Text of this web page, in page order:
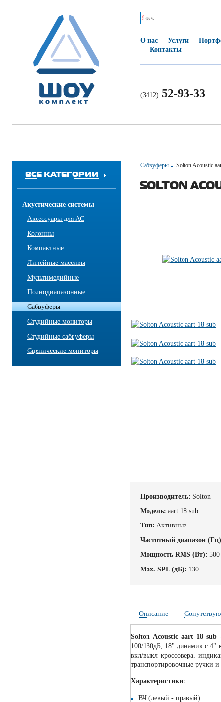
О нас Услуги
Контакты
(3412) 52-93-33
ВСЕ КАТЕГОРИИ
Акустические системы
Аксессуары для АС
Колонны
Компактные
Линейные массивы
Мультимедийные
Полнодиапазонные
Сабвуферы
Студийные мониторы
Студийные сабвуферы
Сценические мониторы
Сабвуферы Solton Acoustic
SOLTON
Производитель: Solton
Модель: aart 18 sub
Тип: Активные
Частотный диапазон
Мощность RMS (Вт): 500
Max. SPL (дБ): 130
Описание
Solton Acoustic aart 18 sub
100/130дБ, 18" динамик c 4"
вкл/выкл кроссовера,
транспортировочные ручки и
Характеристики:
ВЧ (левый - правый)